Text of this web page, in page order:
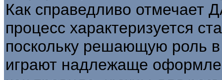
Как справедливо отмечает
процесс характеризуется
поскольку решающую роль в
играют надлежаще